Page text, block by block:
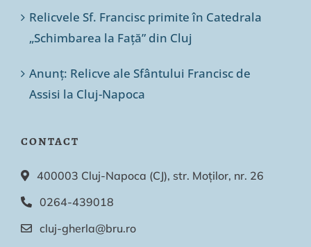
Relicvele Sf. Francisc primite în Catedrala
„Schimbarea la Față” din Cluj
Anunț: Relicve ale Sfântului Francisc de
Assisi la Cluj-Napoca
CONTACT
400003 Cluj-Napoca (CJ), str. Moților, nr. 26
0264-439018
cluj-gherla@bru.ro